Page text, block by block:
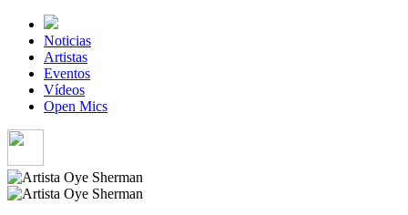
Noticias
Artistas
Eventos
Vídeos
Open Mics